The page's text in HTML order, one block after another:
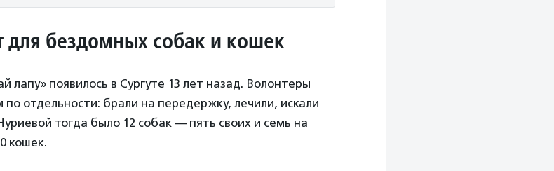
для бездомных собак и кошек
появилось в Сургуте 13 лет назад. Волонтеры
отдельности: брали на передержку, лечили, искали
тогда было 12 собак — пять своих и семь на
кошек.